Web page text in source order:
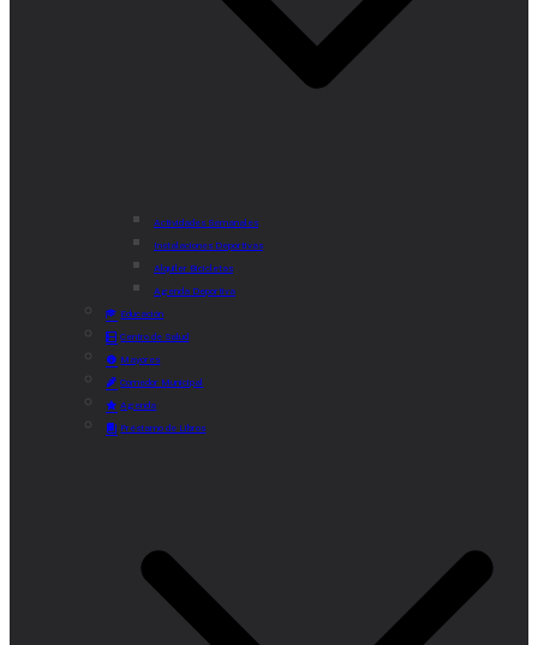
Actividades Semanales
Instalaciones Deportivas
Alquiler Bicicletas
Agenda Deportiva
Educación
Centro de Salud
Mayores
Comedor Municipal
Agenda
Préstamo de Libros